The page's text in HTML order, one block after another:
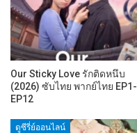
Our Sticky Love รักติดหนึบ
(2026) ซับไทย พากย์ไทย EP1-
EP12
ดูซีรี่ย์ออนไลน์